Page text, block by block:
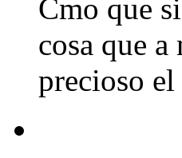
Cmo que
cosa que
precioso